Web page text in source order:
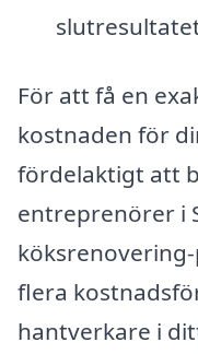
För att få en
kostnaden för
fördelaktigt att
entreprenörer i
flera
hantverkare i